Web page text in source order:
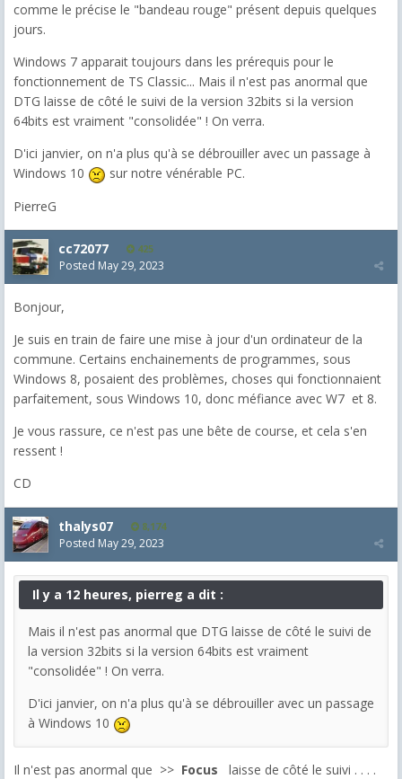
comme le précise le "bandeau rouge" présent depuis quelques
jours.
Windows 7 apparait toujours dans les prérequis pour le
fonctionnement de TS Classic... Mais il n'est pas anormal que
DTG laisse de côté le suivi de la version 32bits si la version
64bits est vraiment "consolidée" ! On verra.
D'ici janvier, on n'a plus qu'à se débrouiller avec un passage à
Windows 10
sur notre vénérable PC.
PierreG
cc72077 425
Posted May 29, 2023
Bonjour,
Je suis en train de faire une mise à jour d'un ordinateur de la
commune. Certains enchainements de programmes, sous
Windows 8, posaient des problèmes, choses qui fonctionnaient
parfaitement, sous Windows 10, donc méfiance avec W7 et 8.
Je vous rassure, ce n'est pas une bête de course, et cela s'en
ressent !
CD
thalys07 8,174
Posted May 29, 2023
Il y a 12 heures, pierreg a dit :
Mais il n'est pas anormal que DTG laisse de côté le suivi de
la version 32bits si la version 64bits est vraiment
"consolidée" ! On verra.
D'ici janvier, on n'a plus qu'à se débrouiller avec un passage
à Windows 10
Il n'est pas anormal que >> Focus laisse de côté le suivi . . . .